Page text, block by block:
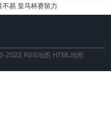
易 皇马杯赛留力
2022 RSS地图 HTML地图